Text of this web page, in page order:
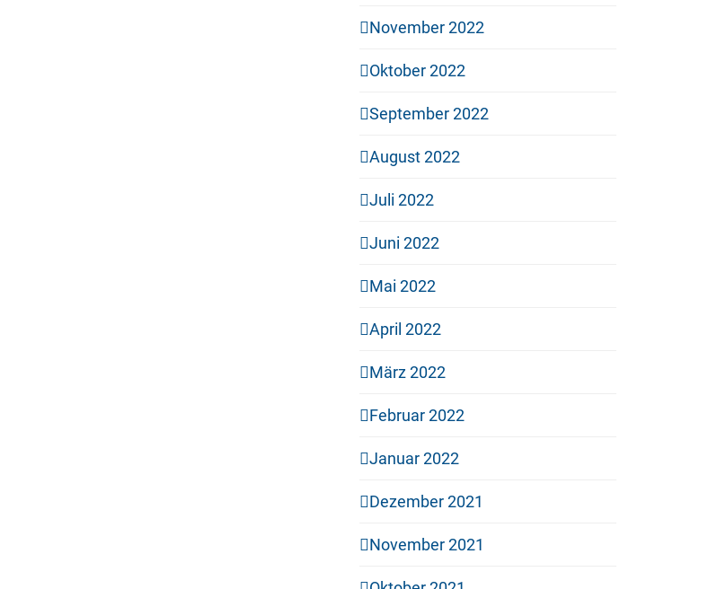
November 2022
Oktober 2022
September 2022
August 2022
Juli 2022
Juni 2022
Mai 2022
April 2022
März 2022
Februar 2022
Januar 2022
Dezember 2021
November 2021